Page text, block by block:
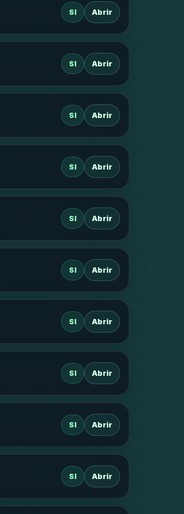
SI Abrir
SI Abrir
SI Abrir
SI Abrir
SI Abrir
SI Abrir
SI Abrir
SI Abrir
SI Abrir
SI Abrir